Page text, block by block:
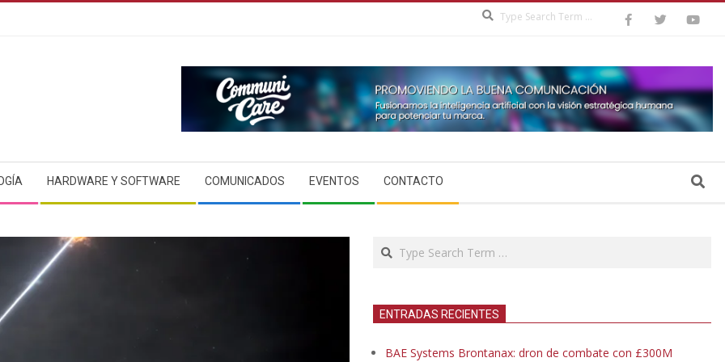
HARDWARE Y SOFTWARE COMUNICADOS EVENTOS CONTACTO Search
Search
ENTRADAS RECIENTES
BAE Systems Brontanax: dron de combate con £300M